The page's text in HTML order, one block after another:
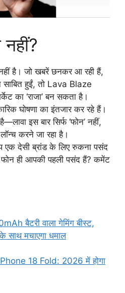
है। जो खबरें छनकर आ रही हैं,
हुईं, तो Lava Blaze
का ‘राजा’ बन सकता है।
घोषणा का इंतजार कर रहे हैं।
इस बार सिर्फ ‘फोन’ नहीं,
करने जा रहा है।
एक देसी ब्रांड के लिए रुकना पसंद
फोन ही आपकी पहली पसंद हैं? कमेंट
बैटरी वाला गेमिंग बीस्ट,
साथ मचाएगा धमाल
18 Fold: 2026 में होगा